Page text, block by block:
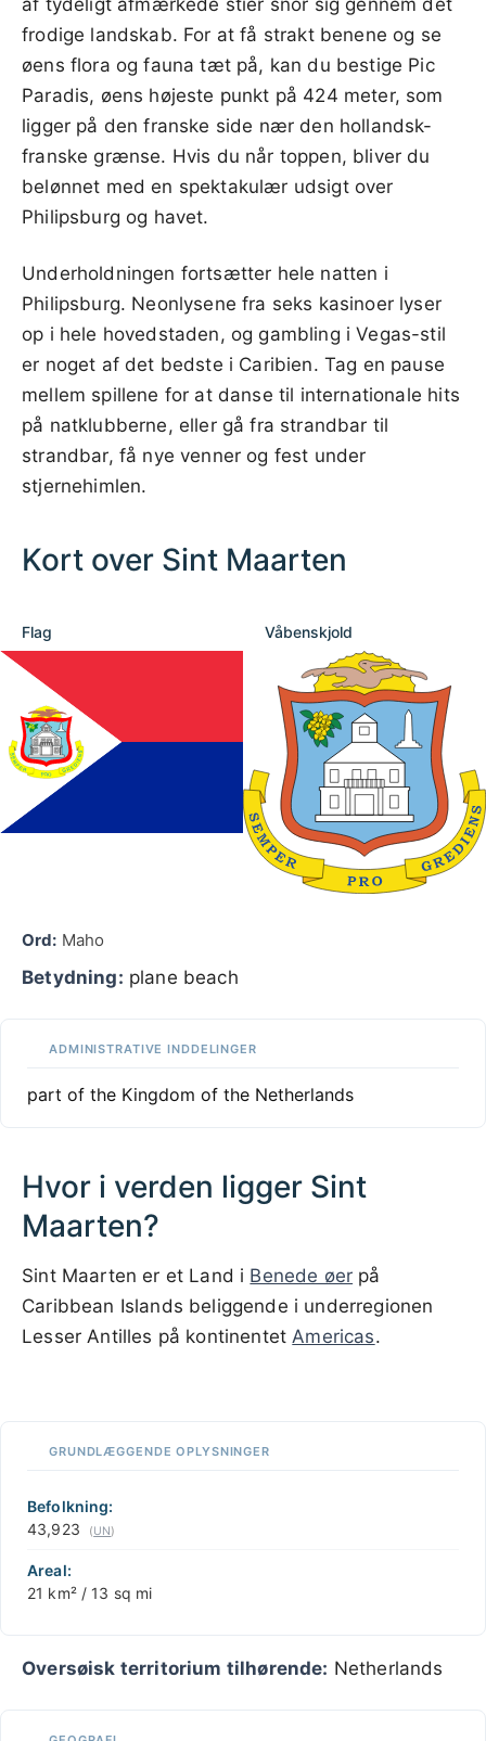
frodige landskab. For at få strakt benene og se
øens flora og fauna tæt på, kan du bestige Pic
Paradis, øens højeste punkt på 424 meter, som
ligger på den franske side nær den hollandsk-
franske grænse. Hvis du når toppen, bliver du
belønnet med en spektakulær udsigt over
Philipsburg og havet.
Underholdningen fortsætter hele natten i
Philipsburg. Neonlysene fra seks kasinoer lyser
op i hele hovedstaden, og gambling i Vegas-stil
er noget af det bedste i Caribien. Tag en pause
mellem spillene for at danse til internationale hits
på natklubberne, eller gå fra strandbar til
strandbar, få nye venner og fest under
stjernehimlen.
Kort over Sint Maarten
Flag Våbenskjold
Ord: Maho
Betydning: plane beach
ADMINISTRATIVE INDDELINGER
part of the Kingdom of the Netherlands
Hvor i verden ligger Sint
Maarten?
Sint Maarten er et Land i Benede øer på
Caribbean Islands beliggende i underregionen
Lesser Antilles på kontinentet Americas.
100 km / 62.1 mi
−
GRUNDLÆGGENDE OPLYSNINGER
Befolkning:
43,923
(UN)
Areal:
21 km² / 13 sq mi
Oversøisk territorium tilhørende: Netherlands